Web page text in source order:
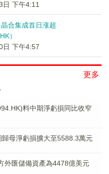
日 下午4:11
晶合集成首日涨超
）
日 下午4:57
更多
料中期淨虧損同比收窄
母淨虧損擴大至5588.3萬元
外匯儲備資產為4478億美元